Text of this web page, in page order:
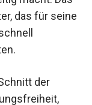
zu wählen,
macht.
das für
schnell